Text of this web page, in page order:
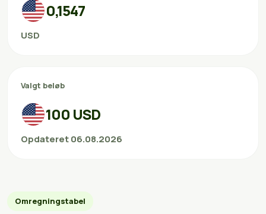
0,1547
USD
Valgt beløb
100 USD
Opdateret 06.08.2026
Omregningstabel